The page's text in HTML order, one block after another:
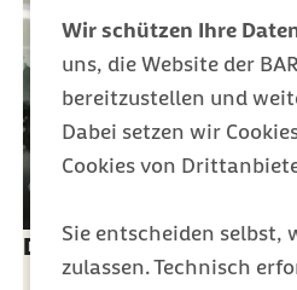
Wir schützen Ihre
uns, die Website der
bereitzustellen und
Dabei setzen wir
Cookies von
Sie entscheiden selbst,
zulassen. Technisch
Denguefieber: